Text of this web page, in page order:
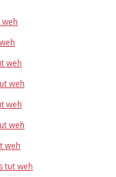
weh
weh
weh
weh
weh
tut weh